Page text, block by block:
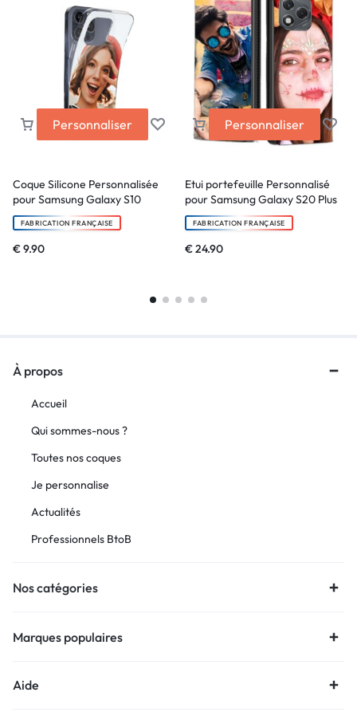
Personnaliser
Coque Silicone Personnalisée
pour Samsung Galaxy S10
FABRICATION FRANÇAISE
€9.90
Personnaliser
Etui portefeuille Personnalisé
pour Samsung Galaxy S20 Plus
FABRICATION FRANÇAISE
€24.90
À propos
Accueil
Qui sommes-nous ?
Toutes nos coques
Je personnalise
Actualités
Professionnels BtoB
Nos catégories
Marques populaires
Aide